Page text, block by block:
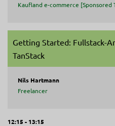
Kaufland e-commerce [Sponsored
Getting Started: Fullstack-
TanStack
Nils Hartmann
Freelancer
12:15 - 13:15